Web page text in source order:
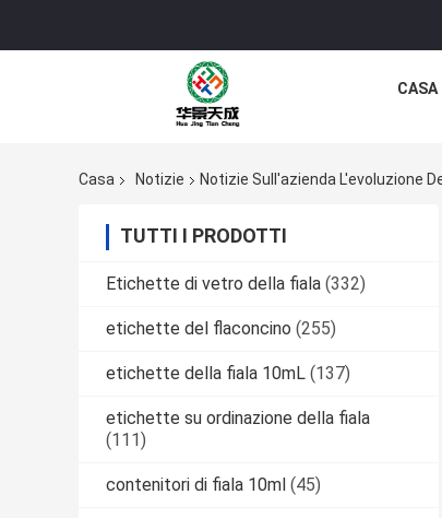
CASA
Casa Notizie Notizie Sull'azienda L'evoluzione
TUTTI I PRODOTTI
Etichette di vetro della fiala (332)
etichette del flaconcino (255)
etichette della fiala 10mL (137)
etichette su ordinazione della fiala
(111)
contenitori di fiala 10ml (45)